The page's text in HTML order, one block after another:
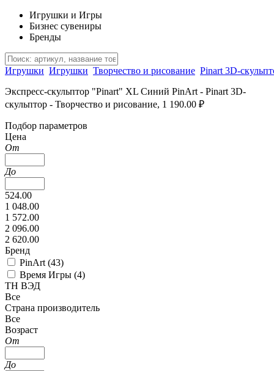
Игрушки и Игры
Бизнес сувениры
Бренды
Игрушки Игрушки Творчество и рисование Pinart 3D-
Экспресс-скульптор "Pinart" XL Синий PinArt - Pinart 3D-
скульптор - Творчество и рисование, 1 190.00 ₽
Подбор параметров
Цена
От
До
524.00
1 048.00
1 572.00
2 096.00
2 620.00
Бренд
PinArt (43)
Время Игры (4)
ТН ВЭД
Все
Страна производитель
Все
Возраст
От
До